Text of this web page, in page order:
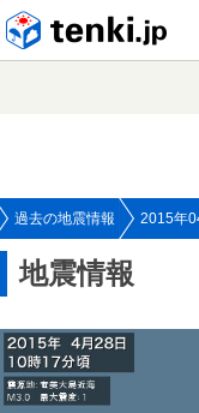
過去の地震情報 2015年
地震情報